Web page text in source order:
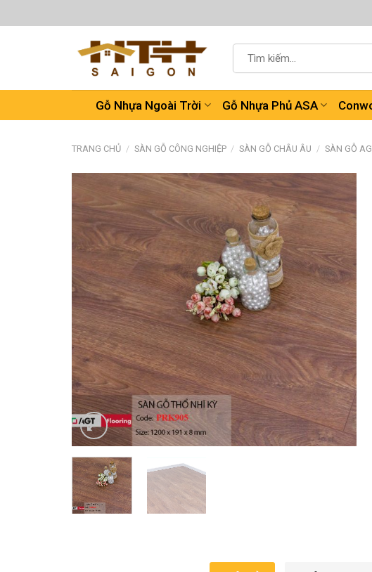
đến
kiếm:
Gỗ Nhựa Ngoài Trời Gỗ Nhựa Phủ ASA
TRANG CHỦ / SÀN GỖ CÔNG NGHIỆP / SÀN GỖ CHÂU ÂU / SÀN GỖ